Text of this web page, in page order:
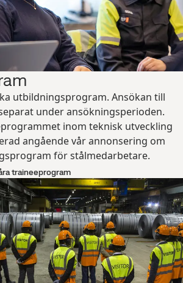
utbildningsprogram. Ansökan till
under ansökningsperioden.
inom teknisk utveckling
angående vår annonsering om
för stålmedarbetare.
traineeprogram